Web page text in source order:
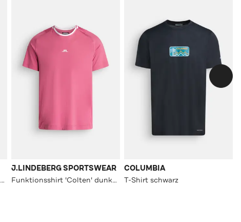
T-Shirt 'Explorers Canyon' sand
J.LINDEBERG SPORTSWEAR
Funktionsshirt 'Colten' dunkelrosa
COLUMBIA
T-Shirt schwarz